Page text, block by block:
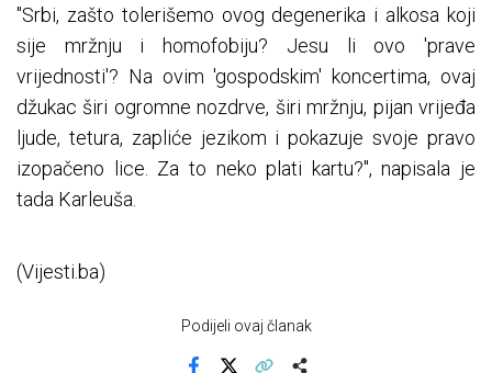
"Srbi, zašto tolerišemo ovog degenerika i alkosa koji
sije mržnju i homofobiju? Jesu li ovo 'prave
vrijednosti'? Na ovim 'gospodskim' koncertima, ovaj
džukac širi ogromne nozdrve, širi mržnju, pijan vrijeđa
ljude, tetura, zapliće jezikom i pokazuje svoje pravo
izopačeno lice. Za to neko plati kartu?", napisala je
tada Karleuša.
(Vijesti.ba)
Podijeli ovaj članak